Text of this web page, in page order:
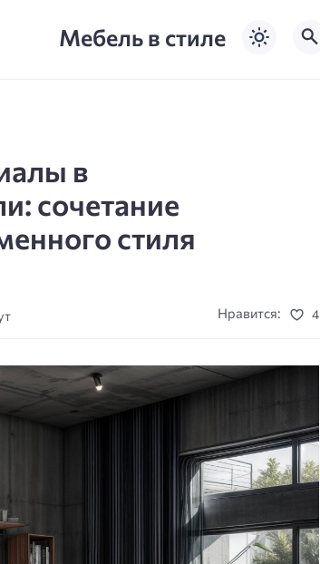
Мебель в стиле
в
сочетание
стиля
Нравится: 4